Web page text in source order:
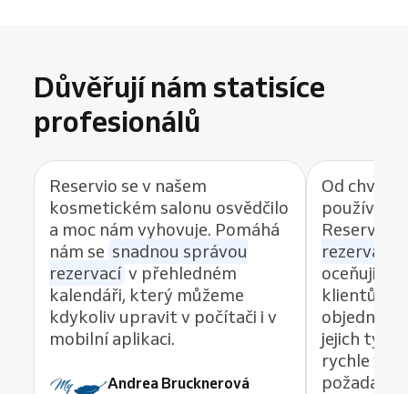
Důvěřují nám statisíce
profesionálů
Reservio se v našem
kosmetickém salonu osvědčilo
a moc nám vyhovuje. Pomáhá
nám se snadnou správou
rezervací v přehledném
kalendáři, který můžeme
kdykoliv upravit v počítači i v
mobilní aplikaci.
Andrea Brucknerová
Od chvíle,
používat
Reservio,
rezervací
oceňuji
klientům
jejich tým
rychle